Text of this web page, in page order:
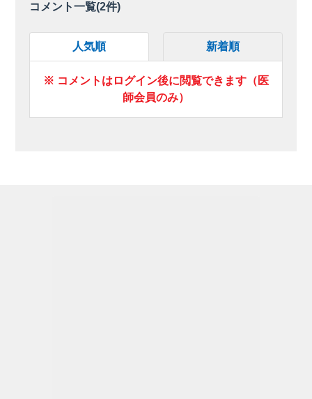
コメント一覧(2件)
人気順 新着順
※ コメントはログイン後に閲覧できます（医
師会員のみ）